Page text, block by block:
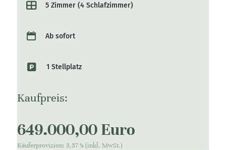
5 Zimmer (4 Schlafzimmer)
Ab sofort
1 Stellplatz
Kaufpreis:
649.000,00 Euro
Käuferprovision: 3,57 % (inkl. MwSt.)